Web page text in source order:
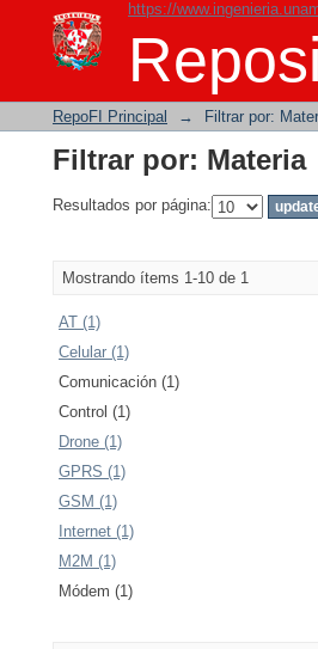
https://
Filtrar por: Materia
RepoFI Principal → Filtrar por:
Filtrar por: Materia
Resultados por página:
Mostrando ítems 1-10 de 1
AT (1)
Celular (1)
Comunicación (1)
Control (1)
Drone (1)
GPRS (1)
GSM (1)
Internet (1)
M2M (1)
Módem (1)